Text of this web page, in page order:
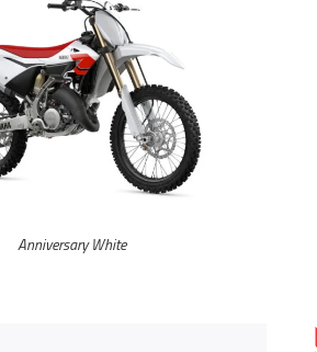
Anniversary White